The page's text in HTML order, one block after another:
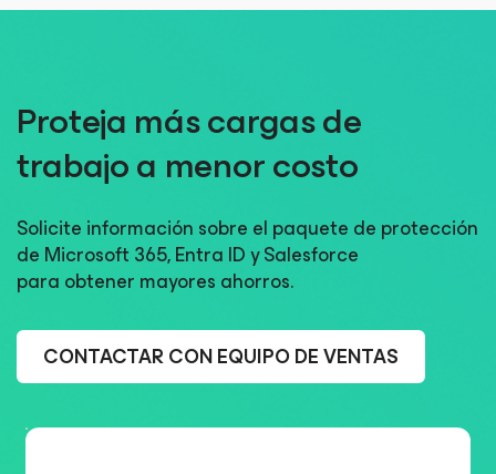
Proteja más cargas de
trabajo a menor costo
Solicite información sobre el paquete de protección
de Microsoft 365, Entra ID y Salesforce
para obtener mayores ahorros.
CONTACTAR CON EQUIPO DE VENTAS